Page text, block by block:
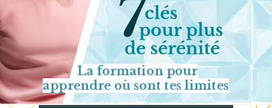
La formation pour
apprendre où sont tes limites